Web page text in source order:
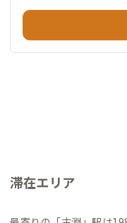
滞在エリア